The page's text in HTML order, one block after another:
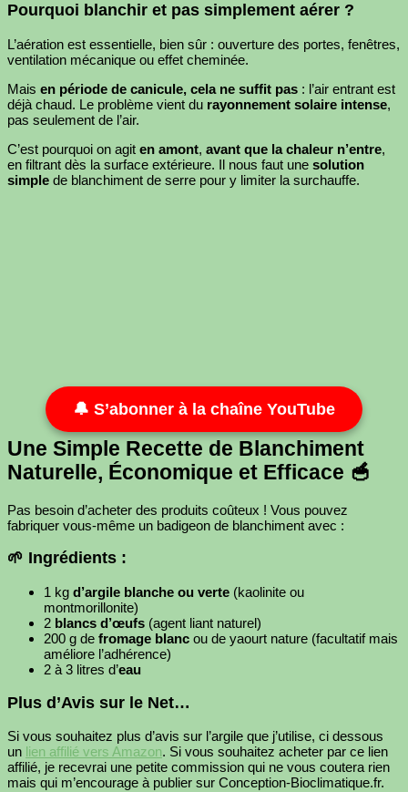
Pourquoi blanchir et pas simplement aérer ?
L’aération est essentielle, bien sûr : ouverture des portes, fenêtres,
ventilation mécanique ou effet cheminée.
Mais en période de canicule, cela ne suffit pas : l’air entrant est
déjà chaud. Le problème vient du rayonnement solaire intense,
pas seulement de l’air.
C’est pourquoi on agit en amont, avant que la chaleur n’entre,
en filtrant dès la surface extérieure. Il nous faut une solution
simple de blanchiment de serre pour y limiter la surchauffe.
🔔 S’abonner à la chaîne YouTube
Une Simple Recette de Blanchiment
Naturelle, Économique et Efficace 🥣
Pas besoin d’acheter des produits coûteux ! Vous pouvez
fabriquer vous-même un badigeon de blanchiment avec :
🌱 Ingrédients :
1 kg d’argile blanche ou verte (kaolinite ou
montmorillonite)
2 blancs d’œufs (agent liant naturel)
200 g de fromage blanc ou de yaourt nature (facultatif mais
améliore l’adhérence)
2 à 3 litres d’eau
Plus d’Avis sur le Net…
Si vous souhaitez plus d’avis sur l’argile que j’utilise, ci dessous
un lien affilié vers Amazon. Si vous souhaitez acheter par ce lien
affilié, je recevrai une petite commission qui ne vous coutera rien
mais qui m’encourage à publier sur Conception-Bioclimatique.fr.